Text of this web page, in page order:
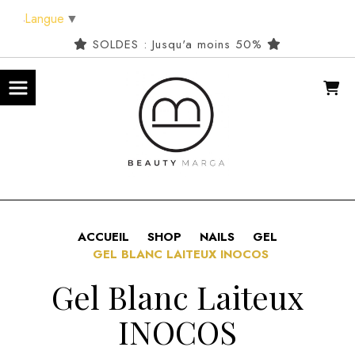
SOLDES : Jusqu'a moins 50%
ACCUEIL SHOP NAILS
GEL
GEL BLANC LAITEUX INOCOS
Gel Blanc Laiteux
INOCOS
Langue ▼